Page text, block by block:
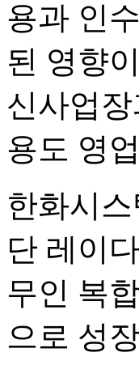
용과 인
된 영향
신사업
용도 영
한화시
단 레이
무인 복
으로 성